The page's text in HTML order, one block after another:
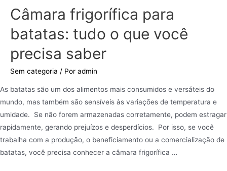
Câmara frigorífica para
batatas: tudo o que você
precisa saber
Sem categoria / Por admin
As batatas são um dos alimentos mais consumidos e versáteis do
mundo, mas também são sensíveis às variações de temperatura e
umidade. Se não forem armazenadas corretamente, podem estragar
rapidamente, gerando prejuízos e desperdícios. Por isso, se você
trabalha com a produção, o beneficiamento ou a comercialização de
batatas, você precisa conhecer a câmara frigorífica …